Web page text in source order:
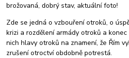
brožovaná, dobrý stav, aktuální foto!
Zde se jedná o vzbouření otroků, o
krizi a rozdělení armády otroků a
nich hlavy otroků na znamení, že Řím
zrušení otroctví obdobně potrestá.